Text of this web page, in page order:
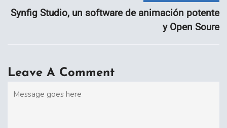
Synfig Studio, un software de animación potente
y Open Soure
Leave A Comment